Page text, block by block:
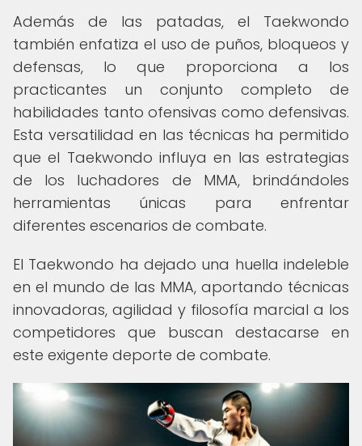
Además de las patadas, el Taekwondo
también enfatiza el uso de puños, bloqueos y
defensas, lo que proporciona a los
practicantes un conjunto completo de
habilidades tanto ofensivas como defensivas.
Esta versatilidad en las técnicas ha permitido
que el Taekwondo influya en las estrategias
de los luchadores de MMA, brindándoles
herramientas únicas para enfrentar
diferentes escenarios de combate.
El Taekwondo ha dejado una huella indeleble
en el mundo de las MMA, aportando técnicas
innovadoras, agilidad y filosofía marcial a los
competidores que buscan destacarse en
este exigente deporte de combate.